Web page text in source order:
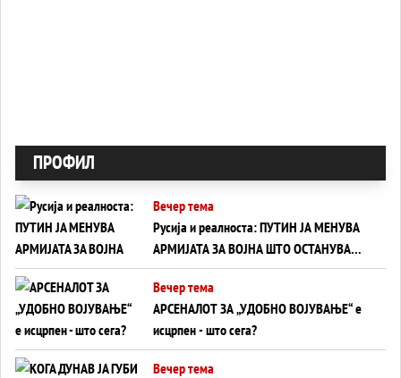
ПРОФИЛ
Вечер тема
Русија и реалноста: ПУТИН ЈА МЕНУВА
АРМИЈАТА ЗА ВОЈНА ШТО ОСТАНУВА
БЕЗ ФРОНТ
Вечер тема
АРСЕНАЛОТ ЗА „УДОБНО ВОЈУВАЊЕ“ е
исцрпен - што сега?
Вечер тема